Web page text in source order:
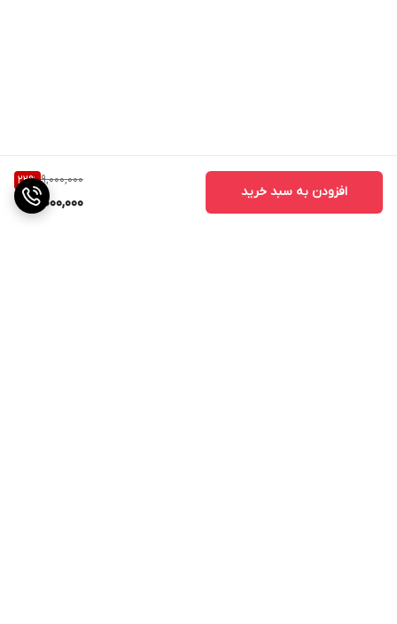
9,000,000
22%
7,000,000
افزودن به سبد خرید